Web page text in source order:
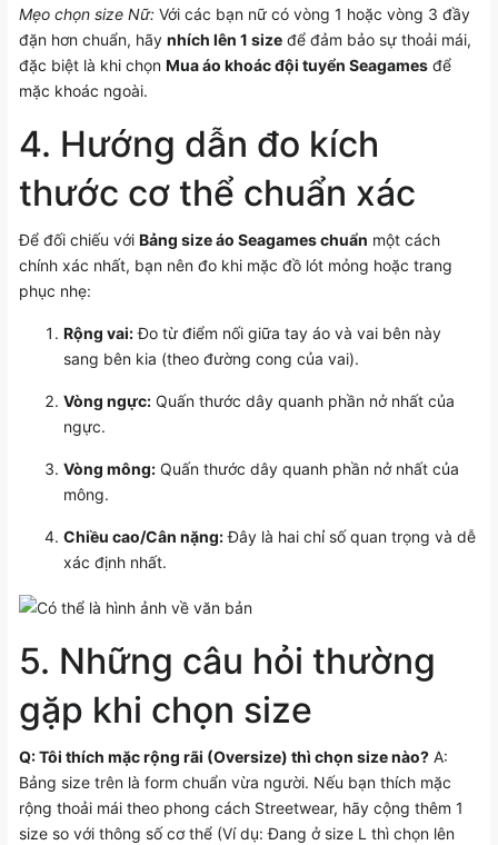
Mẹo chọn size Nữ: Với các bạn nữ có vòng 1 hoặc vòng 3 đầy
đặn hơn chuẩn, hãy nhích lên 1 size để đảm bảo sự thoải mái,
đặc biệt là khi chọn Mua áo khoác đội tuyển Seagames để
mặc khoác ngoài.
4. Hướng dẫn đo kích
thước cơ thể chuẩn xác
Để đối chiếu với Bảng size áo Seagames chuẩn một cách
chính xác nhất, bạn nên đo khi mặc đồ lót mỏng hoặc trang
phục nhẹ:
Rộng vai:Đo từ điểm nối giữa tay áo và vai bên này
sang bên kia (theo đường cong của vai).
Vòng ngực: Quấn thước dây quanh phần nở nhất của
ngực.
Vòng mông: Quấn thước dây quanh phần nở nhất của
mông.
Chiều cao/Cân nặng:Đây là hai chỉ số quan trọng và dễ
xác định nhất.
5. Những câu hỏi thường
gặp khi chọn size
Q: Tôi thích mặc rộng rãi (Oversize) thì chọn size nào? A:
Bảng size trên là form chuẩn vừa người. Nếu bạn thích mặc
rộng thoải mái theo phong cách Streetwear, hãy cộng thêm 1
size so với thông số cơ thể (Ví dụ: Đang ở size L thì chọn lên